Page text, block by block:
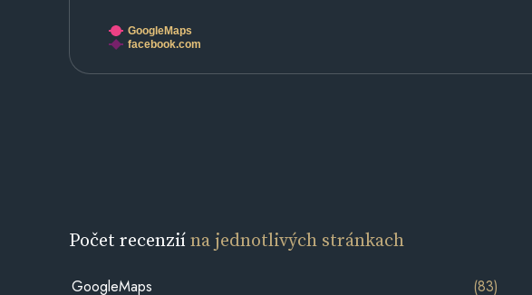
GoogleMaps
facebook.com
Počet recenziína jednotlivých stránkach
GoogleMaps
(83)